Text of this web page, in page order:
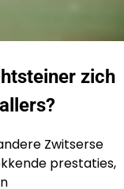
zich
Zwitserse
prestaties,